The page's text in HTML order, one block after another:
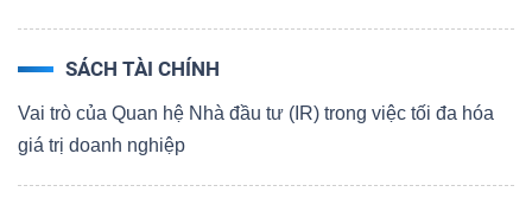
SÁCH TÀI CHÍNH
Vai trò của Quan hệ Nhà đầu tư (IR) trong việc tối đa hóa
giá trị doanh nghiệp